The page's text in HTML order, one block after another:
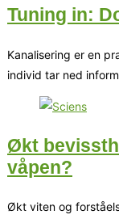
Tuning in:
Kanalisering er en
individ tar ned
Økt
våpen?
Økt viten og